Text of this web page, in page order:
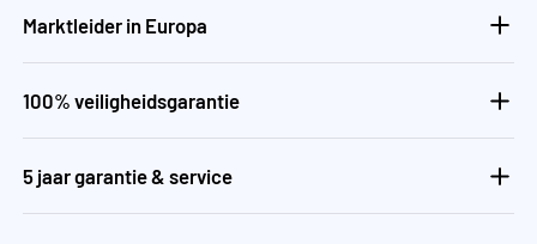
Marktleider in Europa
100% veiligheidsgarantie
5 jaar garantie & service